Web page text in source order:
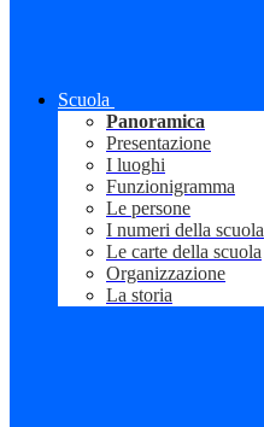
Scuola
Panoramica
Presentazione
I luoghi
Funzionigramma
Le persone
I numeri della scuola
Le carte della scuola
Organizzazione
La storia